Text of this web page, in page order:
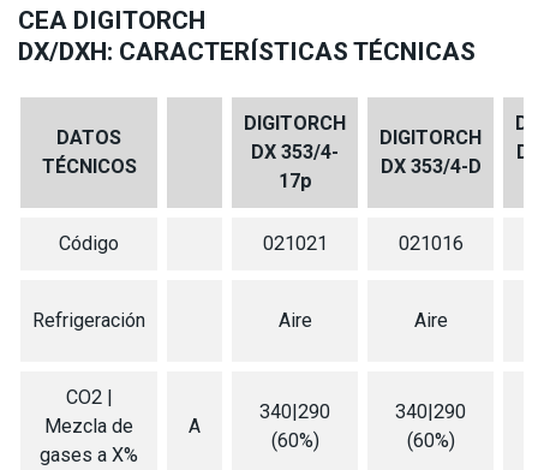
CEA DIGITORCH
DX/DXH: CARACTERÍSTICAS TÉCNICAS
DATOS
TÉCNICOS
DIGITORCH
DX 353/4-
17p
DIGITORCH
DX 353/4-D
Código 021021 021016
Refrigeración Aire Aire
CO2 |
Mezcla de
gases a X%
A
340|290
(60%)
340|290
(60%)